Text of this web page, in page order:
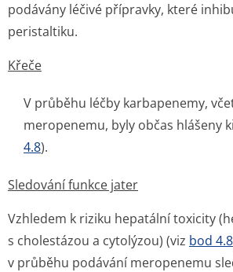
podávány léčivé přípravky, které
peristaltiku.
Křeče
V průběhu léčby karbapenemy,
meropenemu, byly občas hlášeny
4.8).
Sledování funkce jater
Vzhledem k riziku hepatální toxicity
s cholestázou a cytolýzou) (viz bod 4.8
v průběhu podávání meropenemu